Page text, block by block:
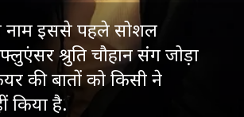
नाम इससे पहले सोशल
श्रुति चौहान संग जोड़ा
की बातों को किसी ने
किया है.